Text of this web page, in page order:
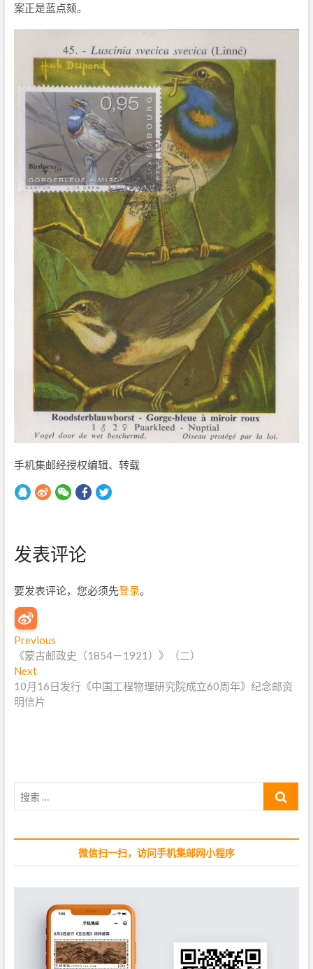
案正是蓝点颏。
手机集邮经授权编辑、转载
发表评论
要发表评论，您必须先登录。
文
章
导
航
Previous
r
v
t
《蒙古邮政史（1854－1921）》（二）
NextN
e
x
:
10月16日发行《中国工程物理研究院成立60周年》纪念邮资
明信片
微信扫一扫，访问手机集邮网小程序